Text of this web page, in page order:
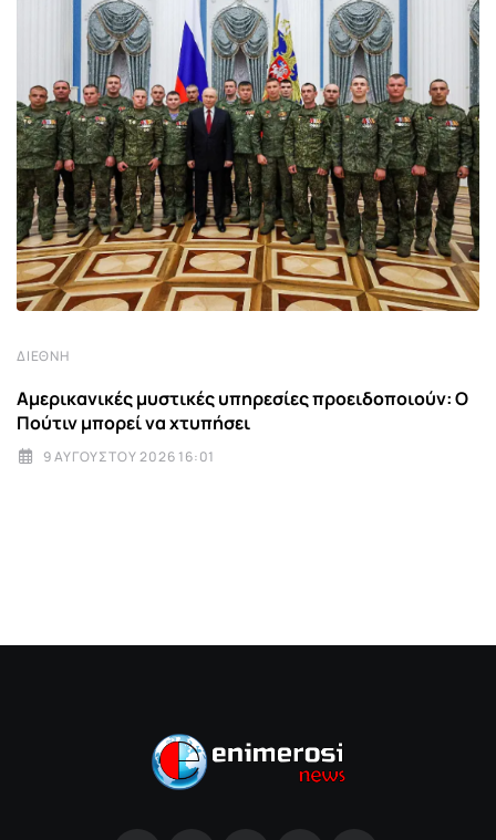
ΔΙΕΘΝΉ
Αμερικανικές μυστικές υπηρεσίες προειδοποιούν: Ο
Πούτιν μπορεί να χτυπήσει
9 ΑΥΓΟΎΣΤΟΥ 2026 16:01